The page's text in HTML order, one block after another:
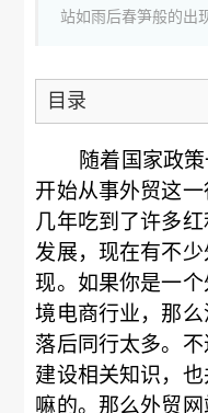
站如雨后春笋般的出现
目录
随着国家政
开始从事外贸这
几年吃到了许多
发展，现在有不
现。如果你是一
境电商行业，那
落后同行太多。
建设相关知识，
嘛的。那么外贸